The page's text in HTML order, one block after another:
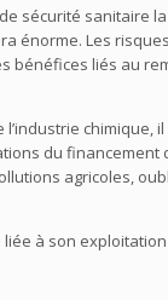
sécurité sanitaire
énorme. Les
bénéfices liés au
du
agricoles,
à son